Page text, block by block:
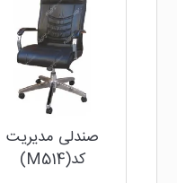
صندلی مدیریت
کد(M514)